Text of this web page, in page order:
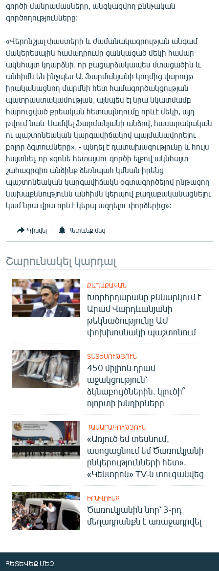
գործի մանրամասները, անցկացվող քննչական
գործողությունները:
«Վերոնշյալ փաստերի և ժամանակագրության անգամ
մակերեսային համադրումը ցանկացած մեկի համար
ակնհայտ կդարձնի, որ բացարձակապես մտացածին և
անհիմն են ինչպես Ա. Ֆարմանյանի կողմից վարույթ
իրականացնող մարմնի հետ համագործակցության
պատրաստակամության, այնպես էլ նրա նկատմամբ
հարուցված քրեական հետապնդումը որևէ մեկի, այդ
թվում նաև Սամվել Ֆարմանյանի անձով, հասարակական
ու պաշտոնեական կարգավիճակով պայմանավորելու
բոլոր ձգտումները», - պնդել է դատախազությունը և հույս
հայտնել, որ «գոնե հետայսու գործի ելքով ակնհայտ
շահագրգիռ անձինք ձեռնպահ կմնան իրենց
պաշտոնեական կարգավիճակն օգտագործելով ընթացող
նախաքննությունն անհիմն կերպով քաղաքականացնելու
կամ նրա վրա որևէ կերպ ազդելու փորձերից»:
Կիսվել Հետևեք մեզ
Շարունակել կարդալ
ՔԱՂԱՔԱԿԱՆ
Խորհրդարանը քննարկում է
Արամ Վարդևանյանի
թեկնածությունը ԱԺ
փոխխոսնակի պաշտոնում
ՏՆՏԵՍՈՒԹՅՈՒՆ
450 միլիոն դրամ
աջակցություն՝
ձկնաբույծներին. կլուծի՞
ոլորտի խնդիրները
ՀԱՍԱՐԱԿՈՒԹՅՈՒՆ
«Առյուծ եմ տեսնում,
ասոցացնում եմ Ծառուկյանի
ընկերությունների հետ».
«Կենտրոն» TV-ն տուգանվեց
ԻՐԱՎՈՒՆՔ
Ծառուկյանին նոր՝ 3-րդ
մեղադրանքն է առաջադրվել
ՀԵՏԵՎԵՔ ՄԵԶ